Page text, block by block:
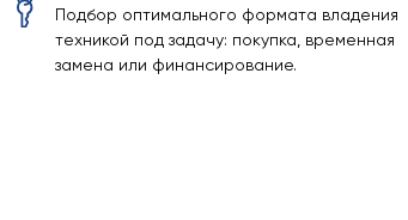
Подбор оптимального формата владения
техникой под задачу: покупка, временная
замена или финансирование.